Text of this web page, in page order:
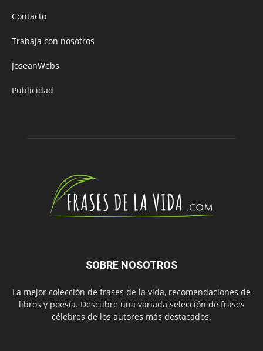
Contacto
Trabaja con nosotros
JoseanWebs
Publicidad
SOBRE NOSOTROS
La mejor colección de frases de la vida, recomendaciones de
libros y poesía. Descubre una variada selección de frases
célebres de los autores más destacados.